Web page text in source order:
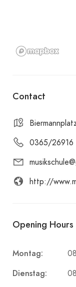
Contact
0365/26916
http://
Opening Hours
Montag:
Dienstag: